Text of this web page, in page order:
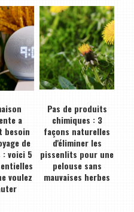
a
besoin
de
voici 5
voulez
Pas de produits
chimiques : 3
façons naturelles
d'éliminer les
pissenlits pour une
pelouse sans
mauvaises herbes